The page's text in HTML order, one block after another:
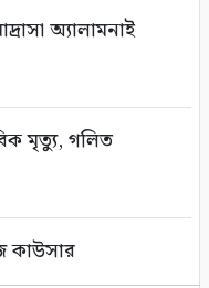
অনিয়ম
মাস্টারের
অ্যালামনাই
মৃত্যু, গলিত
কাউসার